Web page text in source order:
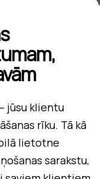
jūsu klientu
rīku. Tā kā
lietotne
sarakstu,